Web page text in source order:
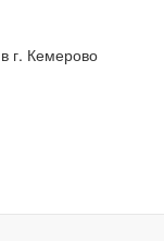
г. Кемерово